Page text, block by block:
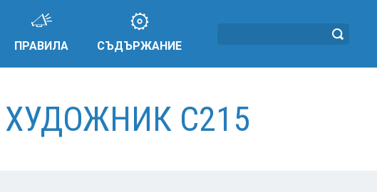
ПРАВИЛА СЪДЪРЖАНИЕ
C215